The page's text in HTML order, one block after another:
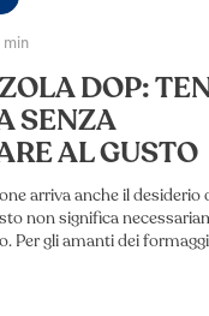
min
DOP:
SENZA
AL GUSTO
arriva anche il
non significa
Per gli amanti dei